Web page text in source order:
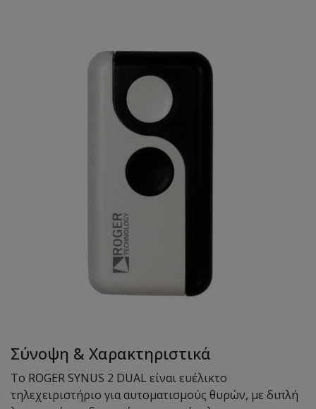
Σύνοψη & Χαρακτηριστικά
Το ROGER SYNUS 2 DUAL είναι ευέλικτο
τηλεχειριστήριο για αυτοματισμούς θυρών, με διπλή